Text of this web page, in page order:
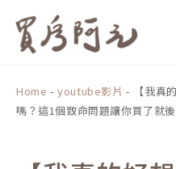
Home -youtube影片 -
【我真
嗎？這1個致命問題讓你買了就後